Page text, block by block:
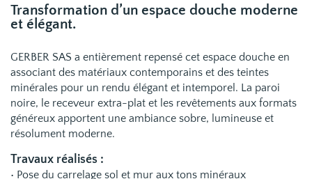
Transformation d’un espace douche moderne
et élégant.
GERBER SAS a entièrement repensé cet espace douche en
associant des matériaux contemporains et des teintes
minérales pour un rendu élégant et intemporel. La paroi
noire, le receveur extra-plat et les revêtements aux formats
généreux apportent une ambiance sobre, lumineuse et
résolument moderne.
Travaux réalisés :
• Pose du carrelage sol et mur aux tons minéraux